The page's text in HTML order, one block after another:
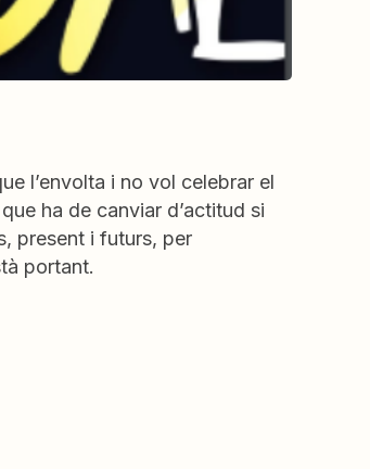
l’envolta i no vol celebrar el
ha de canviar d’actitud si
present i futurs, per
portant.